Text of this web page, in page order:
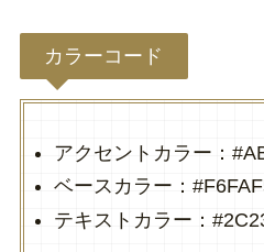
カラーコード
アクセントカラー：
ベースカラー：
テキストカラー：